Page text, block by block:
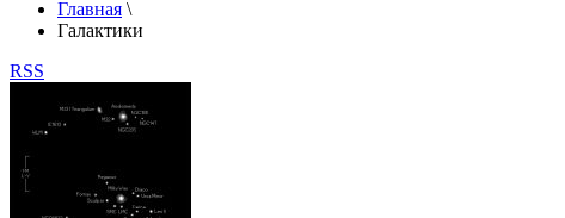
Главная \
Галактики
RSS